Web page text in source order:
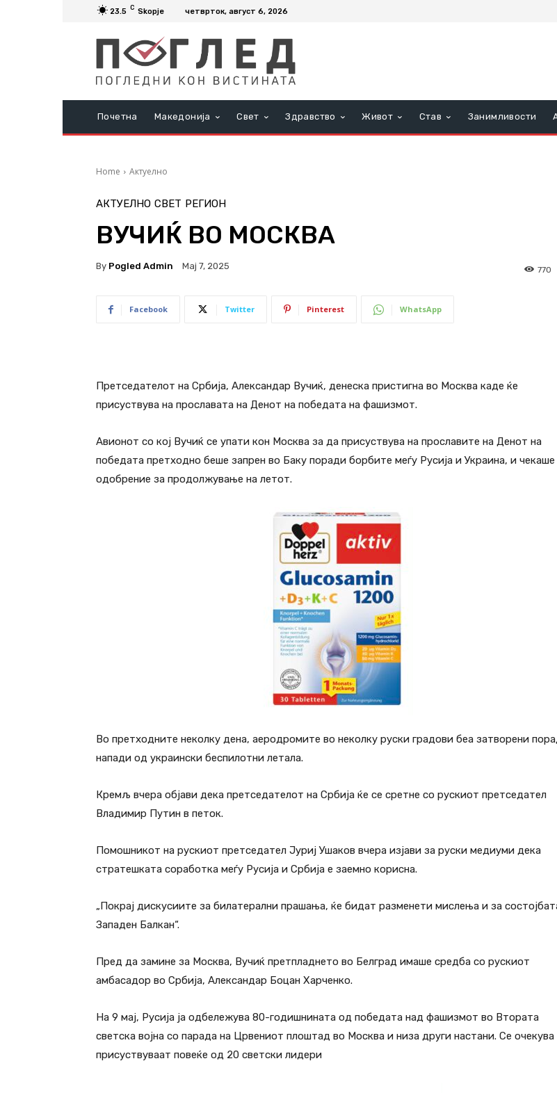
23.5 C Skopje четврток, август 6, 2026
Почетна Македонија Свет Здравство Живот Став Занимливости
Home Актуелно
АКТУЕЛНО СВЕТ РЕГИОН
ВУЧИЌ ВО МОСКВА
By Pogled Admin Мај 7, 2025 770
Facebook Twitter Pinterest WhatsApp
Претседателот на Србија, Александар Вучиќ, денеска пристигна во Москва каде ќе
присуствува на прославата на Денот на победата на фашизмот.
Авионот со кој Вучиќ се упати кон Москва за да присуствува на прославите на Денот на
победата претходно беше запрен во Баку поради борбите меѓу Русија и Украина, и чекаше
одобрение за продолжување на летот.
Во претходните неколку дена, аеродромите во неколку руски градови беа затворени
напади од украински беспилотни летала.
Кремљ вчера објави дека претседателот на Србија ќе се сретне со рускиот претседател
Владимир Путин в петок.
Помошникот на рускиот претседател Јуриј Ушаков вчера изјави за руски медиуми дека
стратешката соработка меѓу Русија и Србија е заемно корисна.
„Покрај дискусиите за билатерални прашања, ќе бидат разменети мислења и за
Западен Балкан“.
Пред да замине за Москва, Вучиќ претпладнето во Белград имаше средба со рускиот
амбасадор во Србија, Александар Боцан Харченко.
На 9 мај, Русија ја одбележува 80-годишнината од победата над фашизмот во Втората
светска војна со парада на Црвениот плоштад во Москва и низа други настани. Се
присуствуваат повеќе од 20 светски лидери